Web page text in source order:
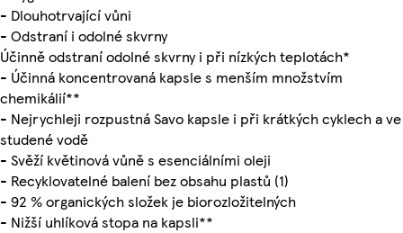
- Dlouhotrvající vůni
- Odstraní i odolné skvrny
Účinně odstraní odolné skvrny i při nízkých teplotách*
- Účinná koncentrovaná kapsle s menším množstvím
chemikálií**
- Nejrychleji rozpustná Savo kapsle i při krátkých cyklech a ve
studené vodě
- Svěží květinová vůně s esenciálními oleji
- Recyklovatelné balení bez obsahu plastů (1)
- 92 % organických složek je biorozložitelných
- Nižší uhlíková stopa na kapsli**